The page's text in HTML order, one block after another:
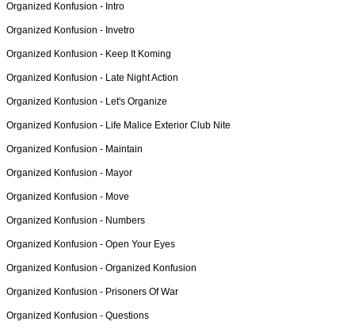
Organized Konfusion - Intro
Organized Konfusion - Invetro
Organized Konfusion - Keep It Koming
Organized Konfusion - Late Night Action
Organized Konfusion - Let's Organize
Organized Konfusion - Life Malice Exterior Club Nite
Organized Konfusion - Maintain
Organized Konfusion - Mayor
Organized Konfusion - Move
Organized Konfusion - Numbers
Organized Konfusion - Open Your Eyes
Organized Konfusion - Organized Konfusion
Organized Konfusion - Prisoners Of War
Organized Konfusion - Questions